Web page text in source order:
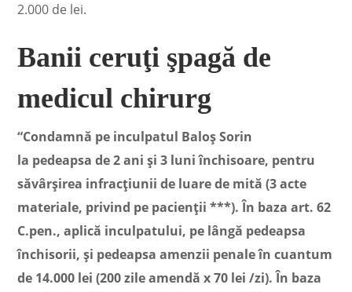
2.000 de lei.
Banii ceruţi şpagă de
medicul chirurg
“Condamnă pe inculpatul Baloş Sorin
la pedeapsa de 2 ani şi 3 luni închisoare, pentru
săvârşirea infracţiunii de luare de mită (3 acte
materiale, privind pe pacienţii ***). În baza art. 62
C.pen., aplică inculpatului, pe lângă pedeapsa
închisorii, şi pedeapsa amenzii penale în cuantum
de 14.000 lei (200 zile amendă x 70 lei /zi). În baza